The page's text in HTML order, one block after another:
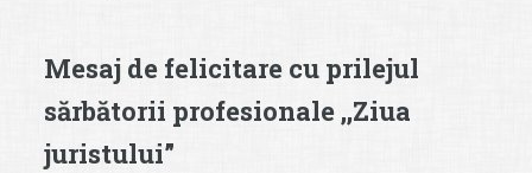
Mesaj de felicitare cu prilejul
sărbătorii profesionale ,,Ziua
juristului”